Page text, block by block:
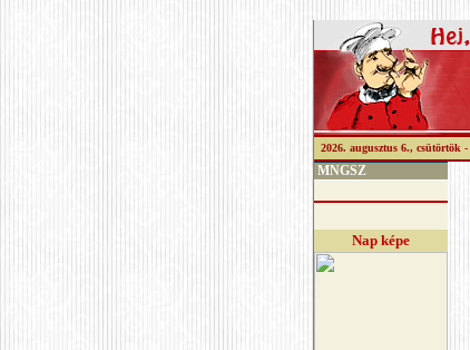
2026. augusztus 6., csütörtök -
MNGSZ
Nap képe